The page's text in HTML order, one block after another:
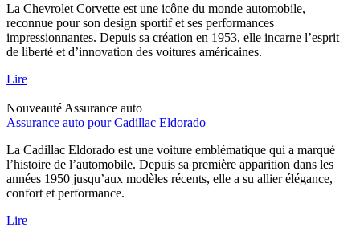
La Chevrolet Corvette est une icône du monde automobile,
reconnue pour son design sportif et ses performances
impressionnantes. Depuis sa création en 1953, elle incarne l’esprit
de liberté et d’innovation des voitures américaines.
Lire
Nouveauté Assurance auto
Assurance auto pour Cadillac Eldorado
La Cadillac Eldorado est une voiture emblématique qui a marqué
l’histoire de l’automobile. Depuis sa première apparition dans les
années 1950 jusqu’aux modèles récents, elle a su allier élégance,
confort et performance.
Lire